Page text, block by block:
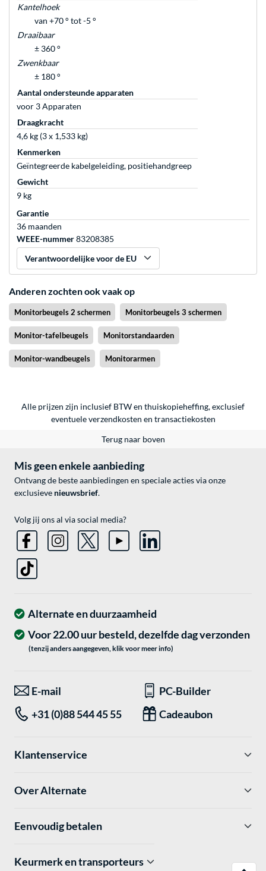
Kantelhoek
van +70 ° tot -5 °
Draaibaar
± 360 °
Zwenkbaar
± 180 °
Aantal ondersteunde apparaten
voor 3 Apparaten
Draagkracht
4,6 kg (3 x 1,533 kg)
Kenmerken
Geïntegreerde kabelgeleiding, positiehandgreep
Gewicht
9 kg
Garantie
36 maanden
WEEE-nummer83208385
Verantwoordelijke voor de EU
Anderen zochten ook vaak op
Monitorbeugels 2 schermen Monitorbeugels 3 schermen
Monitor-tafelbeugels Monitorstandaarden
Monitor-wandbeugels Monitorarmen
Alle prijzen zijn inclusief BTW en thuiskopieheffing, exclusief
eventueleverzendkosten en transactiekosten
Terug naar boven
Mis geen enkele aanbieding
Ontvang de beste aanbiedingen en speciale acties via onze
exclusieve nieuwsbrief.
Volg jij ons al via social media?
Alternate en duurzaamheid
Voor 22.00 uur besteld, dezelfde dag verzonden
(tenzij anders aangegeven, klik voor meer info)
E-mail
PC-Builder
+31 (0)88 544 45 55
Cadeaubon
Klantenservice
Over Alternate
Eenvoudig betalen
Keurmerk en transporteurs